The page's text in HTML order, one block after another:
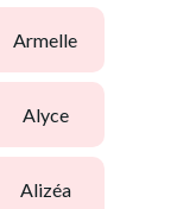
armelle
alyce
alizéa